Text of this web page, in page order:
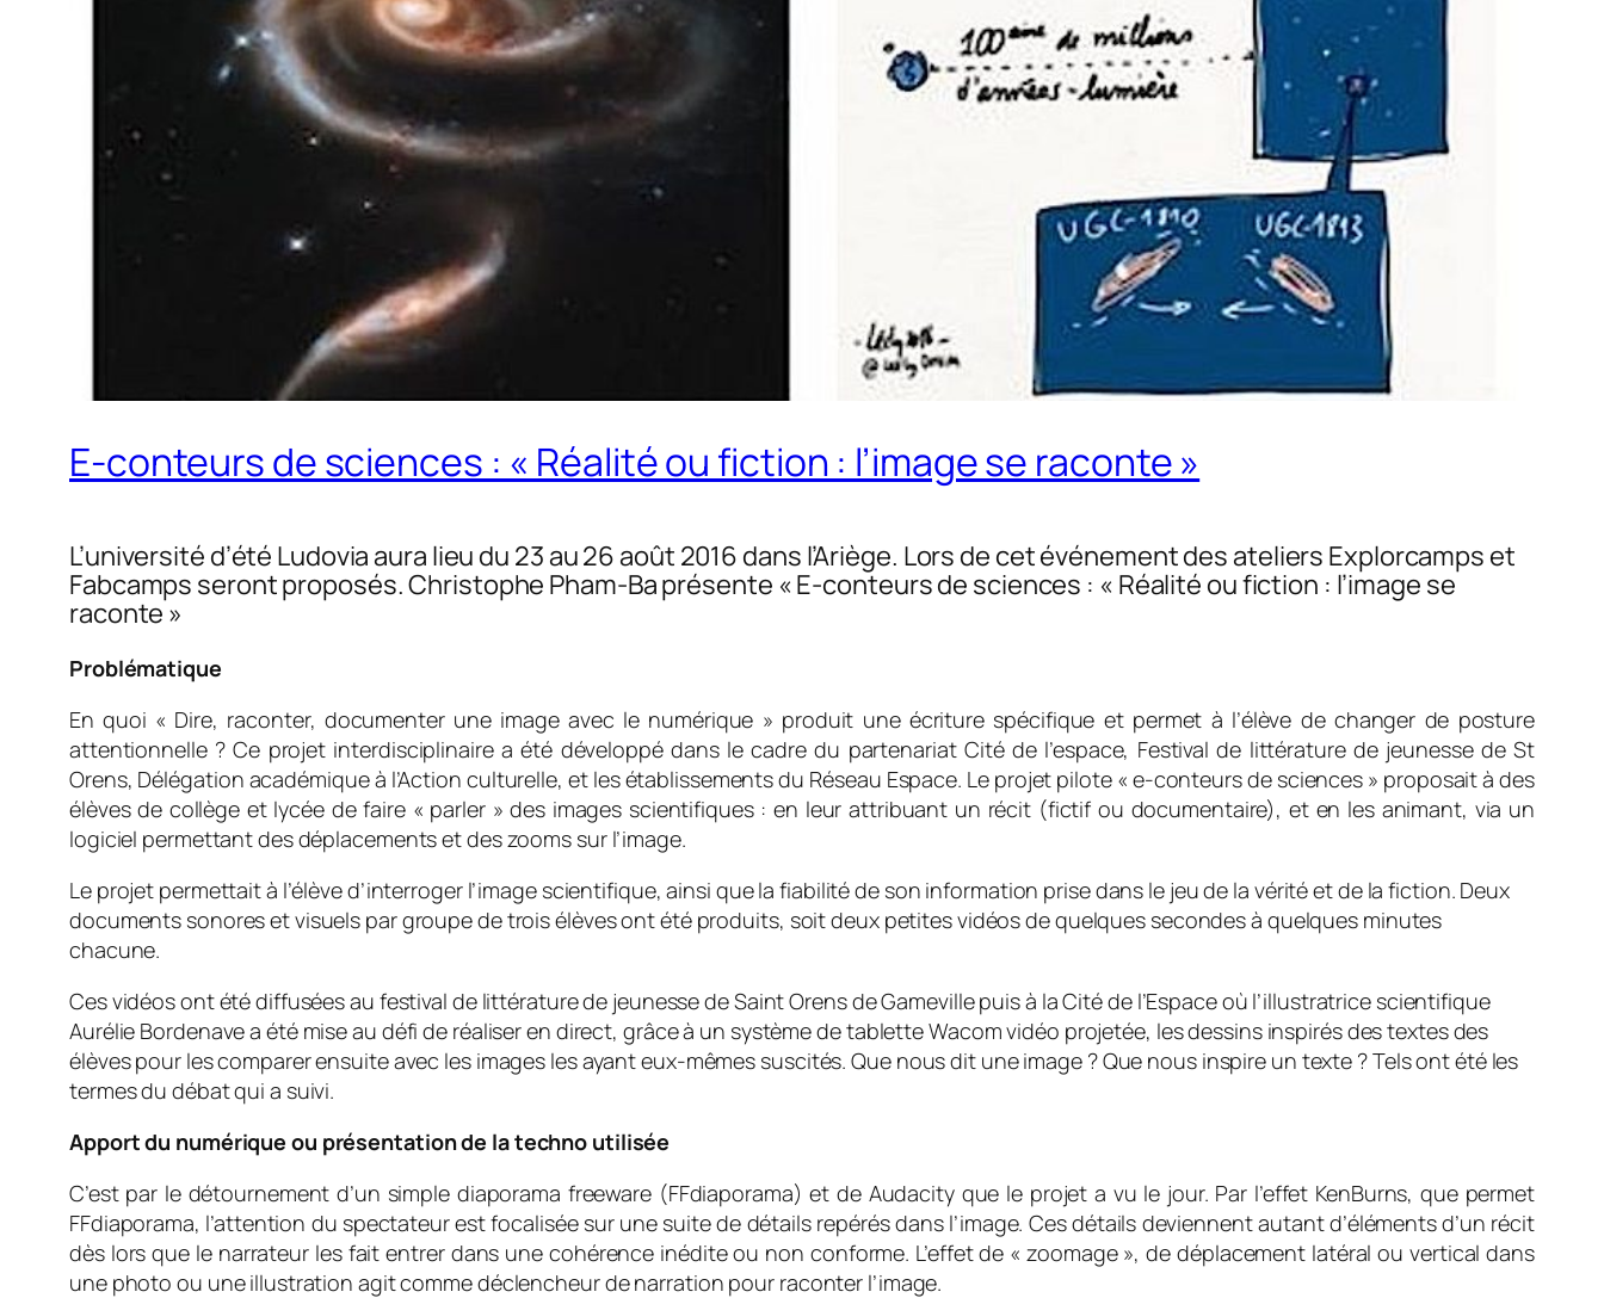
E-conteurs de sciences : « Réalité ou fiction : l’image se raconte »
L’université d’été Ludovia aura lieu du 23 au 26 août 2016 dans l’Ariège. Lors de cet événement des ateliers Explorcamps et
Fabcamps seront proposés. Christophe Pham-Ba présente « E-conteurs de sciences : « Réalité ou fiction : l’image se
raconte »
Problématique
En quoi « Dire, raconter, documenter une image avec le numérique » produit une écriture spécifique et permet à l’élève de changer de posture
attentionnelle ? Ce projet interdisciplinaire a été développé dans le cadre du partenariat Cité de l’espace, Festival de littérature de jeunesse de St
Orens, Délégation académique à l’Action culturelle, et les établissements du Réseau Espace. Le projet pilote « e-conteurs de sciences » proposait à des
élèves de collège et lycée de faire « parler » des images scientifiques : en leur attribuant un récit (fictif ou documentaire), et en les animant, via un
logiciel permettant des déplacements et des zooms sur l’image.
Le projet permettait à l’élève d’interroger l’image scientifique, ainsi que la fiabilité de son information prise dans le jeu de la vérité et de la fiction. Deux
documents sonores et visuels par groupe de trois élèves ont été produits, soit deux petites vidéos de quelques secondes à quelques minutes
chacune.
Ces vidéos ont été diffusées au festival de littérature de jeunesse de Saint Orens de Gameville puis à la Cité de l’Espace où l’illustratrice scientifique
Aurélie Bordenave a été mise au défi de réaliser en direct, grâce à un système de tablette Wacom vidéo projetée, les dessins inspirés des textes des
élèves pour les comparer ensuite avec les images les ayant eux-mêmes suscités. Que nous dit une image ? Que nous inspire un texte ? Tels ont été les
termes du débat qui a suivi.
Apport du numérique ou présentation de la techno utilisée
C’est par le détournement d’un simple diaporama freeware (FFdiaporama) et de Audacity que le projet a vu le jour. Par l’effet KenBurns, que permet
FFdiaporama, l’attention du spectateur est focalisée sur une suite de détails repérés dans l’image. Ces détails deviennent autant d’éléments d’un récit
dès lors que le narrateur les fait entrer dans une cohérence inédite ou non conforme. L’effet de « zoomage », de déplacement latéral ou vertical dans
une photo ou une illustration agit comme déclencheur de narration pour raconter l’image.